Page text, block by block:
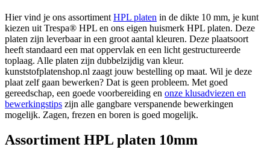
Hier vind je ons assortiment HPL platen in de dikte 10 mm, je kunt
kiezen uit Trespa® HPL en ons eigen huismerk HPL platen. Deze
platen zijn leverbaar in een groot aantal kleuren. Deze plaatsoort
heeft standaard een mat oppervlak en een licht gestructureerde
toplaag. Alle platen zijn dubbelzijdig van kleur.
kunststofplatenshop.nl zaagt jouw bestelling op maat. Wil je deze
plaat zelf gaan bewerken? Dat is geen probleem. Met goed
gereedschap, een goede voorbereiding en onze klusadviezen en
bewerkingstips zijn alle gangbare verspanende bewerkingen
mogelijk. Zagen, frezen en boren is goed mogelijk.
Assortiment HPL platen 10mm